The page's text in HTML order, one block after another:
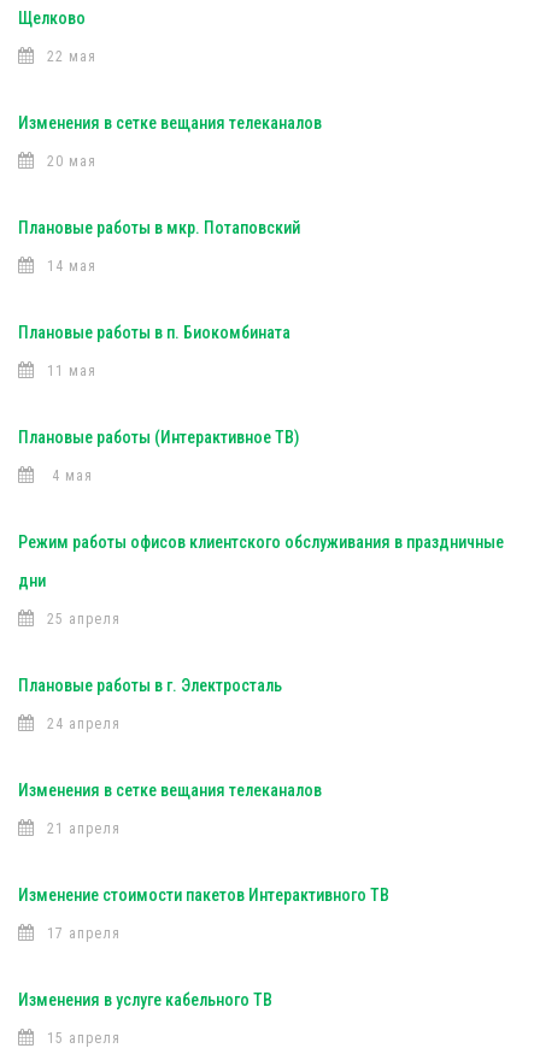
Щелково
22 мая
Изменения в сетке вещания телеканалов
20 мая
Плановые работы в мкр. Потаповский
14 мая
Плановые работы в п. Биокомбината
11 мая
Плановые работы (Интерактивное ТВ)
4 мая
Режим работы офисов клиентского обслуживания в праздничные
дни
25 апреля
Плановые работы в г. Электросталь
24 апреля
Изменения в сетке вещания телеканалов
21 апреля
Изменение стоимости пакетов Интерактивного ТВ
17 апреля
Изменения в услуге кабельного ТВ
15 апреля